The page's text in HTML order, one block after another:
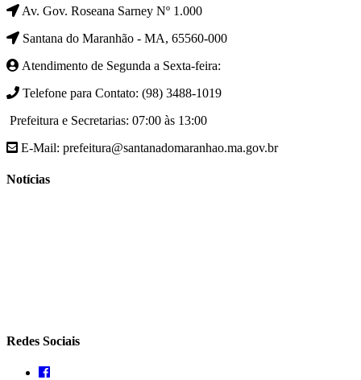
Av. Gov. Roseana Sarney Nº 1.000
Santana do Maranhão - MA, 65560-000
Atendimento de Segunda a Sexta-feira:
Telefone para Contato: (98) 3488-1019
Prefeitura e Secretarias: 07:00 às 13:00
E-Mail: prefeitura@santanadomaranhao.ma.gov.br
Notícias
Redes Sociais